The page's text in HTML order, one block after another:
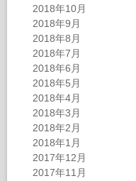
2018年10月
2018年9月
2018年8月
2018年7月
2018年6月
2018年5月
2018年4月
2018年3月
2018年2月
2018年1月
2017年12月
2017年11月